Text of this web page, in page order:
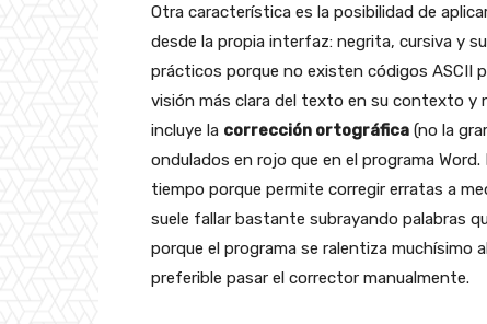
Otra característica es la posibilidad de
desde la propia interfaz: negrita, cursiva y
prácticos porque no existen códigos ASCII
visión más clara del texto en su contexto y
incluye la corrección ortográfica (no la
ondulados en rojo que en el programa
tiempo porque permite corregir erratas a
suele fallar bastante subrayando palabras
porque el programa se ralentiza muchísimo
preferible pasar el corrector manualmente.